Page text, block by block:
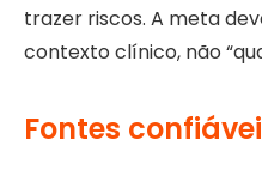
trazer riscos. A meta
contexto clínico, não
Fontes